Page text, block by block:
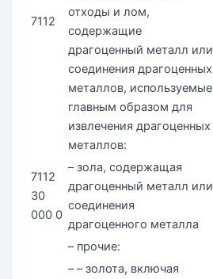
7112
отходы и лом,
содержащие
драгоценный металл или
соединения драгоценных
металлов, используемые
главным образом для
извлечения драгоценных
металлов:
7112
30
000 0
– зола, содержащая
драгоценный металл или
соединения
драгоценного металла
– прочие:
– – золота, включая